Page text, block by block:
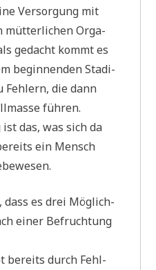
Ver­sor­gung mit
müt­ter­li­chen Orga­
gedacht kommt es
begin­nen­den Sta­di­
Feh­lern, die dann
füh­ren.
das, was sich da
ein Mensch
dass es drei Mög­lich­
einer Befruch­tung
bereits durch Fehl­